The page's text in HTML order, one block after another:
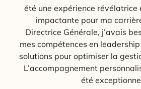
été une expérience révélatrice
impactante pour ma
Directrice Générale, j’avais
mes compétences en
solutions pour optimiser la
L’accompagnement
été